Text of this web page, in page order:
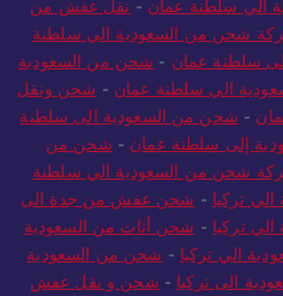
الي سلطنة عمان - نقل عفش من
شحن من السعودية الي سلطنة
سلطنة عمان - شحن من السعودية
الي سلطنة عمان - شحن ونقل
- شحن من السعودية الى سلطنة
إلى سلطنة عمان - شحن من
شحن من السعودية الي سلطنة
تركيا - شحن عفش من جدة الى
تركيا - شحن أثاث من السعودية
الي تركيا - شحن من السعودية
الى تركيا - شحن و نقل عفش